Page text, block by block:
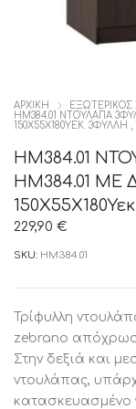
ΑΡΧΙΚΉ ΕΞΩΤΕΡΙΚΟΣ
HM384.01 ΝΤΟΥΛΑΠΑ
150X55Χ180ΥΕΚ. 3ΦΥΛΛΗ
HM384.01
HM384.01 ΜΕ
229,90 €
SKU: HM384.01
Τρίφυλλη
zebrano
Στην δεξιά και
ντουλάπας,
κατασκευασμένο